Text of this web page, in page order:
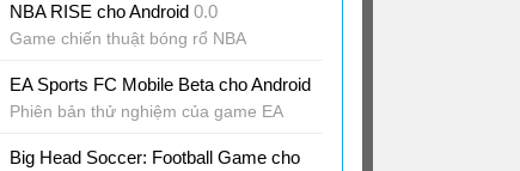
NBA RISE cho Android 0.0
Game chiến thuật bóng rổ NBA
EA Sports FC Mobile Beta cho Android
Phiên bản thử nghiệm của game EA
Big Head Soccer: Football Game cho